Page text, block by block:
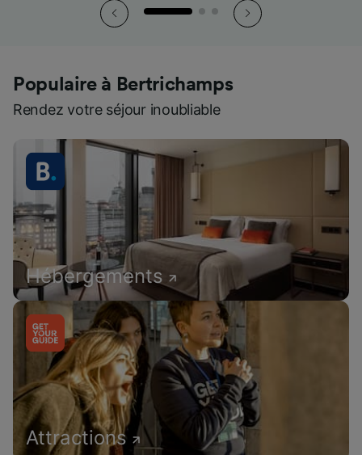
Populaire à Bertrichamps
Rendez votre séjour inoubliable
Hébergements
Attractions